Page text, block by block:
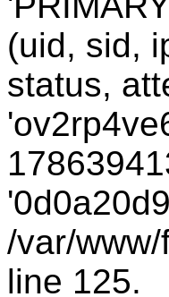
(uid, sid,
status,
/var/
line 125.